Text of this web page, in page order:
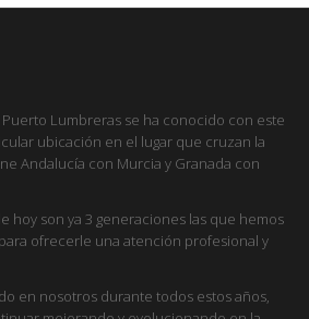
Lumbreras se ha conocido con este
ubicación en el lugar que cruzan la
Andalucía con Murcia y Granada con
hoy son ya 3 generaciones las que hemos
ofrecerle una atención profesional y
en nosotros durante todos estos años,